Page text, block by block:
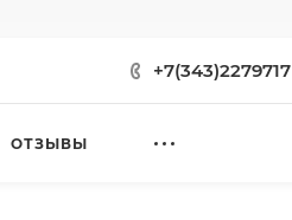
+7(343)2279717
ОТЗЫВЫ